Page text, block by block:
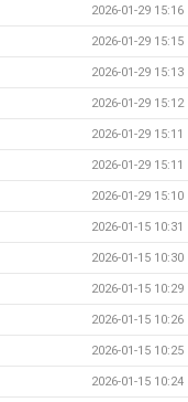
2026-01-29 15:16
2026-01-29 15:15
2026-01-29 15:13
2026-01-29 15:12
2026-01-29 15:11
2026-01-29 15:11
2026-01-29 15:10
2026-01-15 10:31
2026-01-15 10:30
2026-01-15 10:29
2026-01-15 10:26
2026-01-15 10:25
2026-01-15 10:24